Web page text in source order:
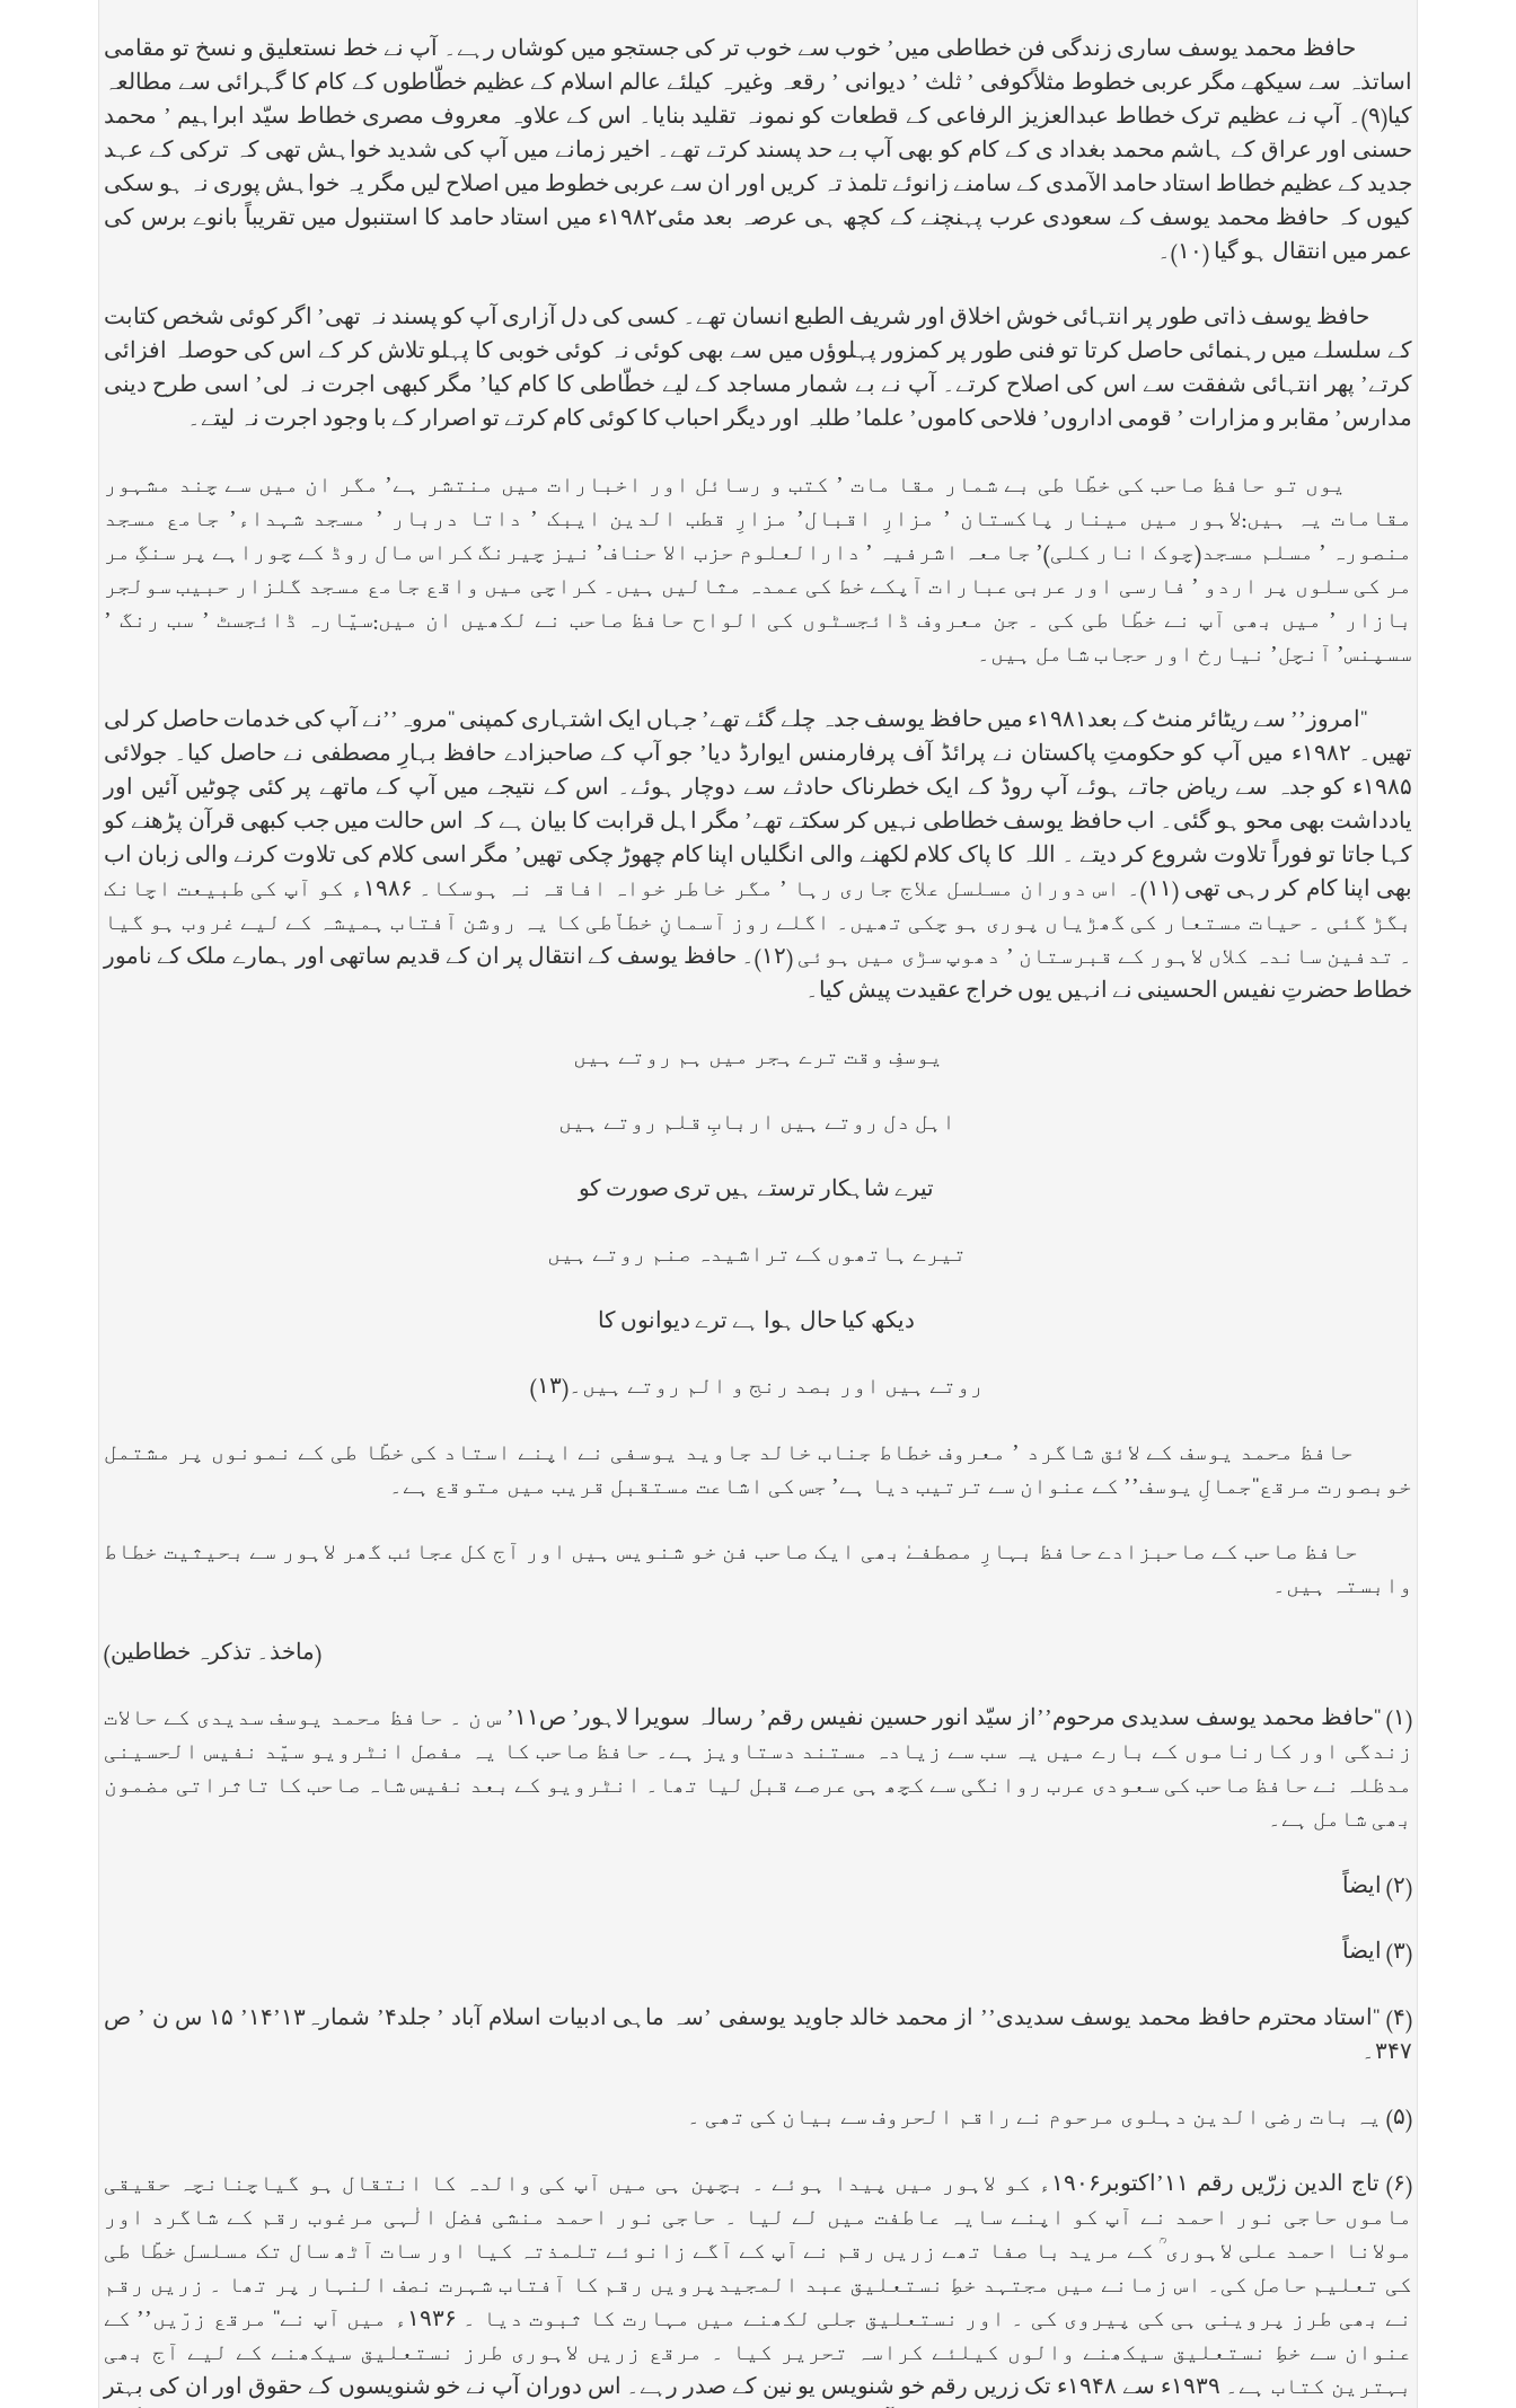
حافظ محمد یوسف ساری زندگی فن خطاطی میں’ خوب سے خوب تر کی جستجو میں کوشاں رہے۔ آپ نے خط نستعلیق و نسخ تو مقامی
اساتذہ سے سیکھے مگر عربی خطوط مثلاًکوفی ’ ثلث ’ دیوانی ’ رقعہ وغیرہ کیلئے عالم اسلام کے عظیم خطّاطوں کے کام کا گہرائی سے مطالعہ
کیا(۹)۔ آپ نے عظیم ترک خطاط عبدالعزیز الرفاعی کے قطعات کو نمونہ تقلید بنایا۔ اس کے علاوہ معروف مصری خطاط سیّد ابراہیم ’ محمد
حسنی اور عراق کے ہاشم محمد بغداد ی کے کام کو بھی آپ بے حد پسند کرتے تھے۔ اخیر زمانے میں آپ کی شدید خواہش تھی کہ ترکی کے عہد
جدید کے عظیم خطاط استاد حامد الآمدی کے سامنے زانوئے تلمذ تہ کریں اور ان سے عربی خطوط میں اصلاح لیں مگر یہ خواہش پوری نہ ہو سکی
کیوں کہ حافظ محمد یوسف کے سعودی عرب پہنچنے کے کچھ ہی عرصہ بعد مئی۱۹۸۲ء میں استاد حامد کا استنبول میں تقریباً بانوے برس کی
عمر میں انتقال ہو گیا (۱۰)۔
حافظ یوسف ذاتی طور پر انتہائی خوش اخلاق اور شریف الطبع انسان تھے۔ کسی کی دل آزاری آپ کو پسند نہ تھی’ اگر کوئی شخص کتابت
کے سلسلے میں رہنمائی حاصل کرتا تو فنی طور پر کمزور پہلوؤں میں سے بھی کوئی نہ کوئی خوبی کا پہلو تلاش کر کے اس کی حوصلہ افزائی
کرتے’ پھر انتہائی شفقت سے اس کی اصلاح کرتے۔ آپ نے بے شمار مساجد کے لیے خطّاطی کا کام کیا’ مگر کبھی اجرت نہ لی’ اسی طرح دینی
مدارس’ مقابر و مزارات ’ قومی اداروں’ فلاحی کاموں’ علما’ طلبہ اور دیگر احباب کا کوئی کام کرتے تو اصرار کے با وجود اجرت نہ لیتے۔
یوں تو حافظ صاحب کی خطّا طی بے شمار مقا مات ’ کتب و رسائل اور اخبارات میں منتشر ہے’ مگر ان میں سے چند مشہور
مقامات یہ ہیں:لاہور میں مینار پاکستان ’ مزارِ اقبال’ مزارِ قطب الدین ایبک ’ داتا دربار ’ مسجد شہداء’ جامع مسجد
منصورہ ’ مسلم مسجد(چوک انار کلی)’ جامعہ اشرفیہ ’ دارالعلوم حزب الا حناف’ نیز چیرنگ کراس مال روڈ کے چوراہے پر سنگِ مر
مر کی سلوں پر اردو ’ فارسی اور عربی عبارات آپکے خط کی عمدہ مثالیں ہیں۔ کراچی میں واقع جامع مسجد گلزار حبیب سولجر
بازار ’ میں بھی آپ نے خطّا طی کی ۔ جن معروف ڈائجسٹوں کی الواح حافظ صاحب نے لکھیں ان میں:سیّارہ ڈائجسٹ ’ سب رنگ ’
سسپنس’ آنچل’ نیارخ اور حجاب شامل ہیں۔
‘‘امروز’’ سے ریٹائر منٹ کے بعد۱۹۸۱ء میں حافظ یوسف جدہ چلے گئے تھے’ جہاں ایک اشتہاری کمپنی ‘‘مروہ’’نے آپ کی خدمات حاصل کر لی
تھیں۔ ۱۹۸۲ء میں آپ کو حکومتِ پاکستان نے پرائڈ آف پرفارمنس ایوارڈ دیا’ جو آپ کے صاحبزادے حافظ بہارِ مصطفی نے حاصل کیا۔ جولائی
۱۹۸۵ء کو جدہ سے ریاض جاتے ہوئے آپ روڈ کے ایک خطرناک حادثے سے دوچار ہوئے۔ اس کے نتیجے میں آپ کے ماتھے پر کئی چوٹیں آئیں اور
یادداشت بھی محو ہو گئی۔ اب حافظ یوسف خطاطی نہیں کر سکتے تھے’ مگر اہل قرابت کا بیان ہے کہ اس حالت میں جب کبھی قرآن پڑھنے کو
کہا جاتا تو فوراً تلاوت شروع کر دیتے ۔ اللہ کا پاک کلام لکھنے والی انگلیاں اپنا کام چھوڑ چکی تھیں’ مگر اسی کلام کی تلاوت کرنے والی زبان اب
بھی اپنا کام کر رہی تھی (۱۱)۔ اس دوران مسلسل علاج جاری رہا ’ مگر خاطر خواہ افاقہ نہ ہوسکا۔ ۱۹۸۶ء کو آپ کی طبیعت اچانک
بگڑ گئی ۔ حیات مستعار کی گھڑیاں پوری ہو چکی تھیں۔ اگلے روز آسمانِ خطاّطی کا یہ روشن آفتاب ہمیشہ کے لیے غروب ہو گیا
۔ تدفین ساندہ کلاں لاہور کے قبرستان ’ دھوپ سڑی میں ہوئی (۱۲)۔ حافظ یوسف کے انتقال پر ان کے قدیم ساتھی اور ہمارے ملک کے نامور
خطاط حضرتِ نفیس الحسینی نے انہیں یوں خراج عقیدت پیش کیا۔
یوسفِ وقت ترے ہجر میں ہم روتے ہیں
اہل دل روتے ہیں اربابِ قلم روتے ہیں
تیرے شاہکار ترستے ہیں تری صورت کو
تیرے ہاتھوں کے تراشیدہ صنم روتے ہیں
دیکھ کیا حال ہوا ہے ترے دیوانوں کا
روتے ہیں اور بصد رنج و الم روتے ہیں۔(۱۳)
حافظ محمد یوسف کے لائق شاگرد ’ معروف خطاط جناب خالد جاوید یوسفی نے اپنے استاد کی خطّا طی کے نمونوں پر مشتمل
خوبصورت مرقع‘‘جمالِ یوسف’’ کے عنوان سے ترتیب دیا ہے’ جس کی اشاعت مستقبل قریب میں متوقع ہے۔
حافظ صاحب کے صاحبزادے حافظ بہارِ مصطفےٰ بھی ایک صاحب فن خو شنویس ہیں اور آج کل عجائب گھر لاہور سے بحیثیت خطاط
وابستہ ہیں۔
(ماخذ۔ تذکرہ خطاطین)
(۱) ‘‘حافظ محمد یوسف سدیدی مرحوم’’از سیّد انور حسین نفیس رقم’ رسالہ سویرا لاہور’ ص۱۱’ س ن ۔ حافظ محمد یوسف سدیدی کے حالات
زندگی اور کارناموں کے بارے میں یہ سب سے زیادہ مستند دستاویز ہے۔ حافظ صاحب کا یہ مفصل انٹرویو سیّد نفیس الحسینی
مدظلہ نے حافظ صاحب کی سعودی عرب روانگی سے کچھ ہی عرصے قبل لیا تھا۔ انٹرویو کے بعد نفیس شاہ صاحب کا تاثراتی مضمون
بھی شامل ہے۔
(۲) ایضاً
(۳) ایضاً
(۴) ‘‘استاد محترم حافظ محمد یوسف سدیدی’’ از محمد خالد جاوید یوسفی ’سہ ماہی ادبیات اسلام آباد ’ جلد۴’ شمارہ۱۳’۱۴’ ۱۵ س ن ’ ص
۳۴۷۔
(۵) یہ بات رضی الدین دہلوی مرحوم نے راقم الحروف سے بیان کی تھی ۔
(۶) تاج الدین زرّیں رقم ۱۱’اکتوبر۱۹۰۶ء کو لاہور میں پیدا ہوئے ۔ بچپن ہی میں آپ کی والدہ کا انتقال ہو گیاچنانچہ حقیقی
ماموں حاجی نور احمد نے آپ کو اپنے سایہ عاطفت میں لے لیا ۔ حاجی نور احمد منشی فضل الٰہی مرغوب رقم کے شاگرد اور
مولانا احمد علی لاہوری ؒ کے مرید با صفا تھے زریں رقم نے آپ کے آگے زانوئے تلمذتہ کیا اور سات آٹھ سال تک مسلسل خطّا طی
کی تعلیم حاصل کی۔ اس زمانے میں مجتہد خطِ نستعلیق عبد المجیدپرویں رقم کا آفتاب شہرت نصف النہار پر تھا ۔ زریں رقم
نے بھی طرز پروینی ہی کی پیروی کی ۔ اور نستعلیق جلی لکھنے میں مہارت کا ثبوت دیا ۔ ۱۹۳۶ء میں آپ نے‘‘ مرقع زرّیں’’ کے
عنوان سے خطِ نستعلیق سیکھنے والوں کیلئے کراسہ تحریر کیا ۔ مرقع زریں لاہوری طرز نستعلیق سیکھنے کے لیے آج بھی
بہترین کتاب ہے۔ ۱۹۳۹ء سے ۱۹۴۸ء تک زریں رقم خو شنویس یو نین کے صدر رہے۔ اس دوران آپ نے خو شنویسوں کے حقوق اور ان کی بہتر